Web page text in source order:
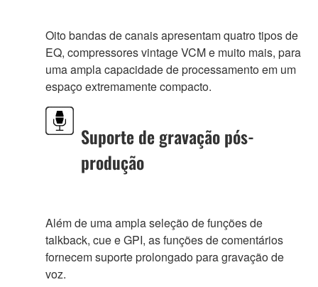
Oito bandas de canais apresentam quatro tipos de
EQ, compressores vintage VCM e muito mais, para
uma ampla capacidade de processamento em um
espaço extremamente compacto.
Suporte de gravação pós-
produção
Além de uma ampla seleção de funções de
talkback, cue e GPI, as funções de comentários
fornecem suporte prolongado para gravação de
voz.